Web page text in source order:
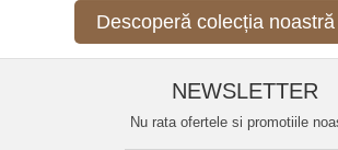
Descoperă colecția
NEWSLETTER
Nu rata ofertele si promotiile